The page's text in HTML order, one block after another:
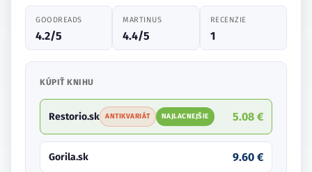
GOODREADS
4.2/5
MARTINUS
4.4/5
RECENZIE
1
KÚPIŤ KNIHU
Restorio.sk ANTIKVARIÁT NAJLACNEJŠIE 5.08 €
Gorila.sk 9.60 €